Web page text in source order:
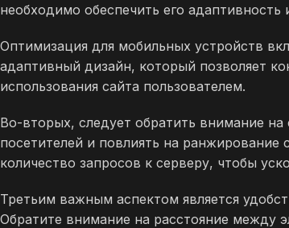
необходимо обеспечить его
Оптимизация для мобильных устройств
адаптивный дизайн, который позволяет
использования сайта пользователем.
Во-вторых, следует обратить внимание на
посетителей и повлиять на
количество запросов к серверу, чтобы
Третьим важным аспектом является
Обратите внимание на расстояние между